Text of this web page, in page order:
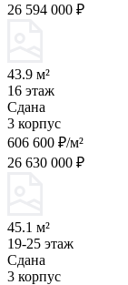
26 594 000 ₽
43.9 м²
16 этаж
Сдана
3 корпус
606 600 ₽/м²
26 630 000 ₽
45.1 м²
19-25 этаж
Сдана
3 корпус